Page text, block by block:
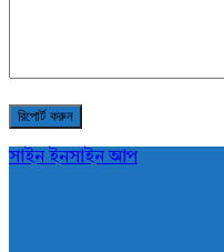
সাইন ইনসাইন আপ